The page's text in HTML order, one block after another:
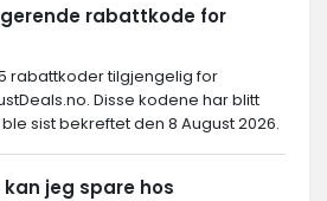
rabattkode for
rabattkoder tilgjengelig for
Disse kodene har blitt
sist bekreftet den 8 August 2026.
jeg spare hos